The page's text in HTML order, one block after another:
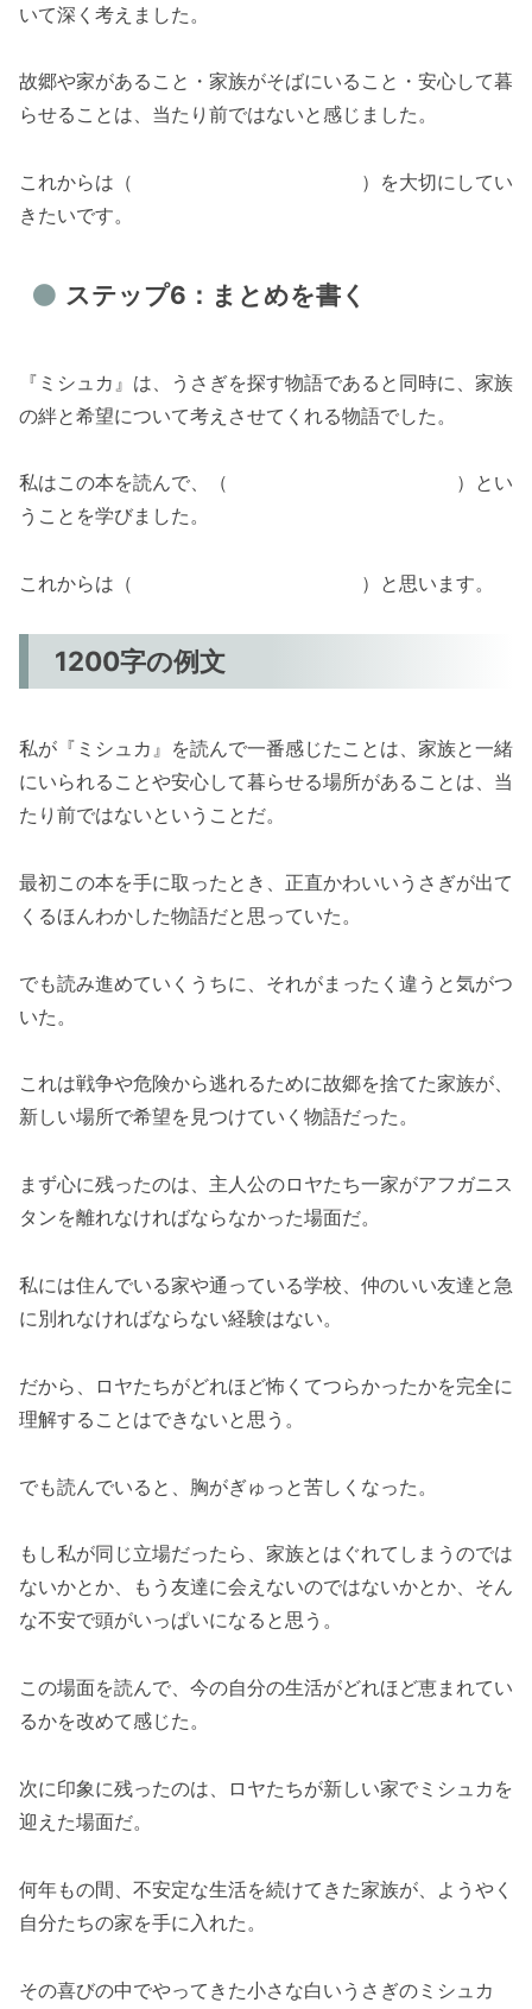
いて深く考えました。
故郷や家があること・家族がそばにいること・安心して暮
らせることは、当たり前ではないと感じました。
これからは（ ）を大切にしてい
きたいです。
ステップ6：まとめを書く
『ミシュカ』は、うさぎを探す物語であると同時に、家族
の絆と希望について考えさせてくれる物語でした。
私はこの本を読んで、（ ）とい
うことを学びました。
これからは（ ）と思います。
1200字の例文
私が『ミシュカ』を読んで一番感じたことは、家族と一緒
にいられることや安心して暮らせる場所があることは、当
たり前ではないということだ。
最初この本を手に取ったとき、正直かわいいうさぎが出て
くるほんわかした物語だと思っていた。
でも読み進めていくうちに、それがまったく違うと気がつ
いた。
これは戦争や危険から逃れるために故郷を捨てた家族が、
新しい場所で希望を見つけていく物語だった。
まず心に残ったのは、主人公のロヤたち一家がアフガニス
タンを離れなければならなかった場面だ。
私には住んでいる家や通っている学校、仲のいい友達と急
に別れなければならない経験はない。
だから、ロヤたちがどれほど怖くてつらかったかを完全に
理解することはできないと思う。
でも読んでいると、胸がぎゅっと苦しくなった。
もし私が同じ立場だったら、家族とはぐれてしまうのでは
ないかとか、もう友達に会えないのではないかとか、そん
な不安で頭がいっぱいになると思う。
この場面を読んで、今の自分の生活がどれほど恵まれてい
るかを改めて感じた。
次に印象に残ったのは、ロヤたちが新しい家でミシュカを
迎えた場面だ。
何年もの間、不安定な生活を続けてきた家族が、ようやく
自分たちの家を手に入れた。
その喜びの中でやってきた小さな白いうさぎのミシュカ